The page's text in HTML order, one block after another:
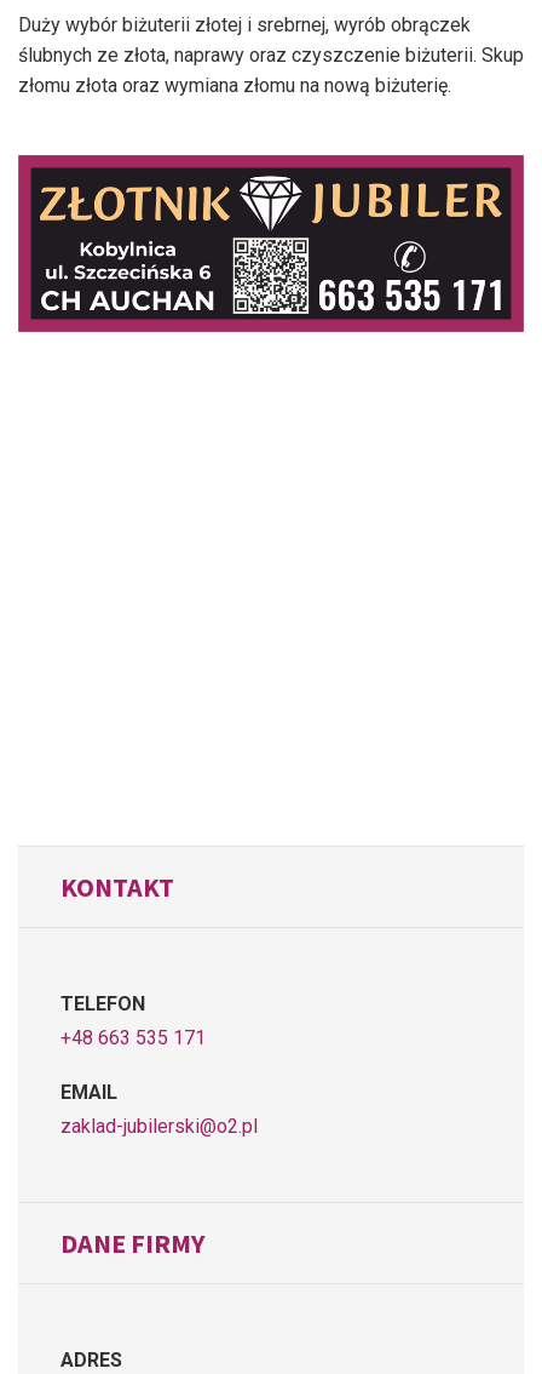
Duży wybór biżuterii złotej i srebrnej, wyrób obrączek
ślubnych ze złota, naprawy oraz czyszczenie biżuterii. Skup
złomu złota oraz wymiana złomu na nową biżuterię.
KONTAKT
TELEFON
+48 663 535 171
EMAIL
zaklad-jubilerski@o2.pl
DANE FIRMY
ADRES